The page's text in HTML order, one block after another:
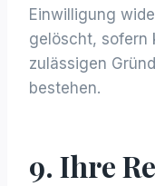
Einwilligung
gelöscht, sofern
zulässigen
bestehen.
9. Ihre